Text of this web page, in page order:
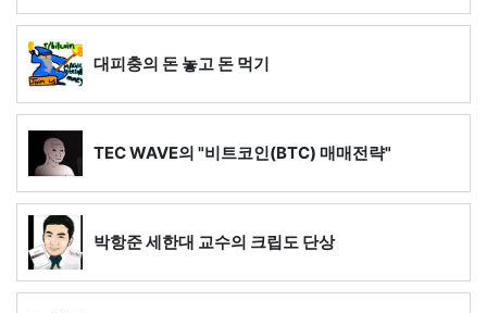
대피충의 돈 놓고 돈 먹기
TEC WAVE의 "비트코인(BTC) 매매전략"
박항준 세한대 교수의 크립도 단상